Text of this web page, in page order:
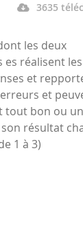
3635
les deux
réalisent
et
et
tout bon ou
résultat
1 à 3)